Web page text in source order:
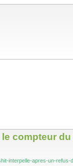
compteur du
interpelle-apres-un-